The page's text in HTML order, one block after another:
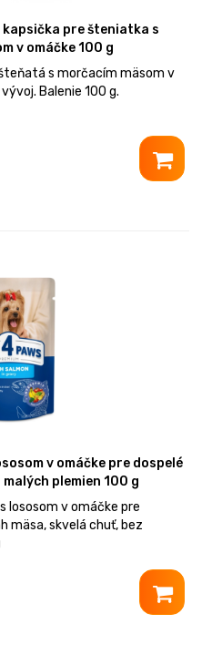
kapsička pre šteniatka s
v omáčke 100 g
s morčacím mäsom v
Balenie 100 g.
v omáčke pre dospelé
plemien 100 g
lososom v omáčke pre
mäsa, skvelá chuť, bez